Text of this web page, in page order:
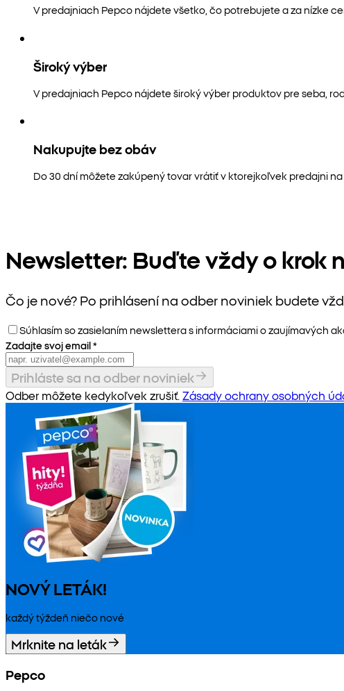
V predajniach Pepco nájdete všetko, čo potrebujete a za nízke
Široký výber
V predajniach Pepco nájdete široký výber produktov pre seba,
Nakupujte bez obáv
Do 30 dní môžete zakúpený tovar vrátiť v ktorejkoľvek predajni na
Newsletter: Buďte vždy o krok
Čo je nové? Po prihlásení na odber noviniek budete
Súhlasím so zasielaním newslettera s informáciami o zaujímavých
Zadajte svoj email*
Prihláste sa na odber noviniek
Odber môžete kedykoľvek zrušiť. Zásady ochrany osobných
NOVÝ LETÁK!
každý týždeň niečo nové
Mrknite na leták
Pepco